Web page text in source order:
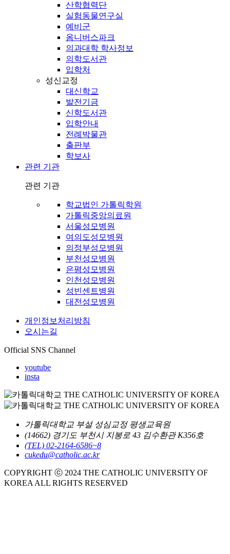
산학협력단
실험동물연구실
예비군
옴니버스파크
의과대학 학사정보
의학도서관
입학처
성신교정
대신학교
발전기금
신학도서관
입학안내
전례박물관
출판부
학보사
관련 기관
관련 기관
학교법인 가톨릭학원
가톨릭중앙의료원
서울성모병원
여의도성모병원
의정부성모병원
부천성모병원
은평성모병원
인천성모병원
성빈센트병원
대전성모병원
개인정보처리방침
오시는길
Official SNS Channel
youtube
insta
가톨릭대학교 부설 성심교정 평생교육원
(14662) 경기도 부천시 지봉로 43 김수환관 K356호
(TEL) 02-2164-6586~8
cukedu@catholic.ac.kr
COPYRIGHT ⓒ 2024 THE CATHOLIC UNIVERSITY OF
KOREA ALL RIGHTS RESERVED